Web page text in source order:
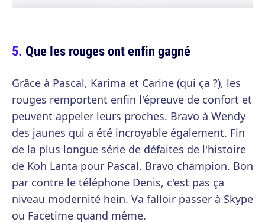
Que les rouges ont enfin gagné
Grâce à Pascal, Karima et Carine (qui ça ?), les
rouges remportent enfin l'épreuve de confort et
peuvent appeler leurs proches. Bravo à Wendy
des jaunes qui a été incroyable également. Fin
de la plus longue série de défaites de l'histoire
de Koh Lanta pour Pascal. Bravo champion. Bon
par contre le téléphone Denis, c'est pas ça
niveau modernité hein. Va falloir passer à Skype
ou Facetime quand même.